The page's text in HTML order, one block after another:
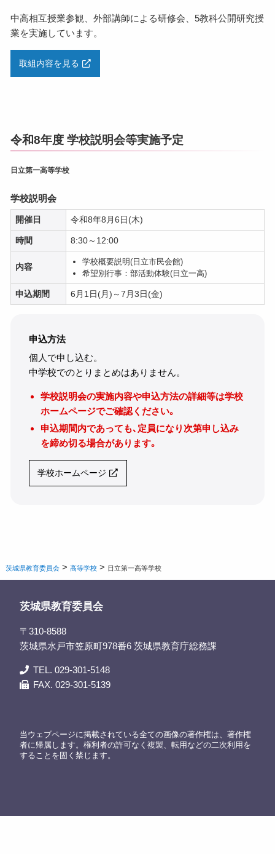
中高相互授業参観、外部講師による研修会、5教科公開研究授
業を実施しています。
取組内容を見る
令和8年度 学校説明会等実施予定
日立第一高等学校
学校説明会
開催日 令和8年8月6日(木)
時間 8:30～12:00
内容
学校概要説明(日立市民会館)
希望別行事：部活動体験(日立一高)
申込期間 6月1日(月)～7月3日(金)
申込方法
個人で申し込む。
中学校でのとりまとめはありません。
学校説明会の実施内容や申込方法の詳細等は学校
ホームページでご確認ください｡
申込期間内であっても､定員になり次第申し込み
を締め切る場合があります｡
学校ホームページ
茨城県教育委員会 >高等学校 > 日立第一高等学校
茨城県教育委員会
〒310-8588
茨城県水戸市笠原町978番6 茨城県教育庁総務課
TEL. 029-301-5148
FAX. 029-301-5139
当ウェブページに掲載されている全ての画像の著作権は、著作権
者に帰属します。権利者の許可なく複製、転用などの二次利用を
することを固く禁じます。